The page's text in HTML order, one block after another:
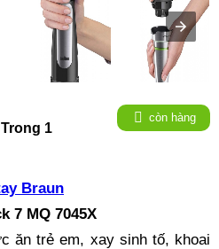
1
còn hàng
Braun
7 MQ 7045X
ăn trẻ em, xay sinh tố, khoai